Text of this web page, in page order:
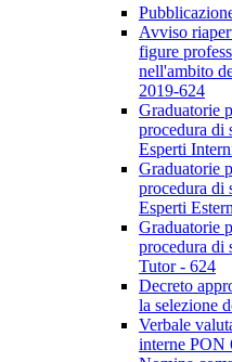
Avviso
figure
nell'ambito
2019-624
Graduatorie
procedura di
Esperti
Graduatorie
procedura di
Esperti
Graduatorie
procedura di
Tutor - 624
Decreto
la selezione
Verbale
interne PON